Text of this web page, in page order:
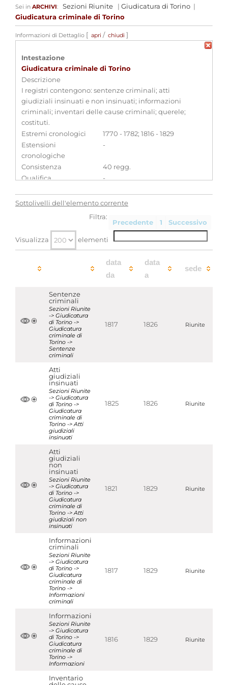
Sei in ARCHIVI: Sezioni Riunite | Giudicatura di Torino |
Giudicatura criminale di Torino
Informazioni di Dettaglio [ apri / chiudi ]
Intestazione
Giudicatura criminale di Torino
Descrizione
I registri contengono: sentenze criminali; atti
giudiziali insinuati e non insinuati; informazioni
criminali; inventari delle cause criminali; querele;
costituti.
Estremi cronologici
1770 - 1782; 1816 - 1829
Estensioni
cronologiche
-
Consistenza
40 regg.
Qualifica
-
Visualizza tutte le unità archivistiche
Sottolivelli dell'elemento corrente
Precedente 1 Successivo
Visualizza elementi
Filtra:
data
da
data
a
sede
Sentenze
criminali
Sezioni Riunite
-> Giudicatura
di Torino ->
Giudicatura
criminale di
Torino ->
Sentenze
criminali
1817 1826 Riunite
Atti
giudiziali
insinuati
Sezioni Riunite
-> Giudicatura
di Torino ->
Giudicatura
criminale di
Torino -> Atti
giudiziali
insinuati
1825 1826 Riunite
Atti
giudiziali
non
insinuati
Sezioni Riunite
-> Giudicatura
di Torino ->
Giudicatura
criminale di
Torino -> Atti
giudiziali non
insinuati
1821 1829 Riunite
Informazioni
criminali
Sezioni Riunite
-> Giudicatura
di Torino ->
Giudicatura
criminale di
Torino ->
Informazioni
criminali
1817 1829 Riunite
Informazioni
Sezioni Riunite
-> Giudicatura
di Torino ->
Giudicatura
criminale di
Torino ->
Informazioni
1816 1829 Riunite
Inventario